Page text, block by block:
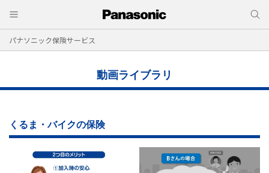
パナソニック保険サービス
動画ライブラリ
くるま・バイクの保険